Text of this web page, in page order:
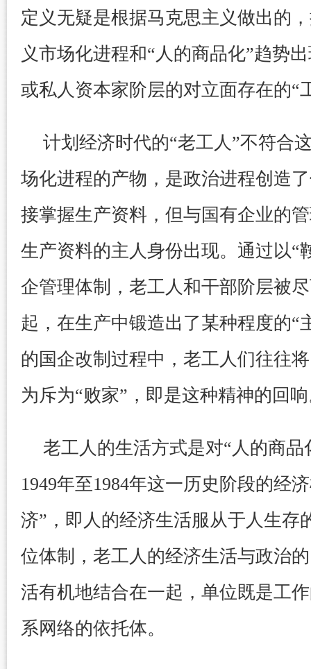
定义无疑是根据马克思主义做出的
义市场化进程和“人的商品化”趋势
或私人资本家阶层的对立面存在的“
计划经济时代的“老工人”不符合
场化进程的产物，是政治进程创造
接掌握生产资料，但与国有企业的
生产资料的主人身份出现。通过以“
企管理体制，老工人和干部阶层被
起，在生产中锻造出了某种程度的“
的国企改制过程中，老工人们往往
为斥为“败家”，即是这种精神的回
老工人的生活方式是对“人的商
1949年至1984年这一历史阶段的经
济”，即人的经济生活服从于人生存
位体制，老工人的经济生活与政治
活有机地结合在一起，单位既是工
系网络的依托体。